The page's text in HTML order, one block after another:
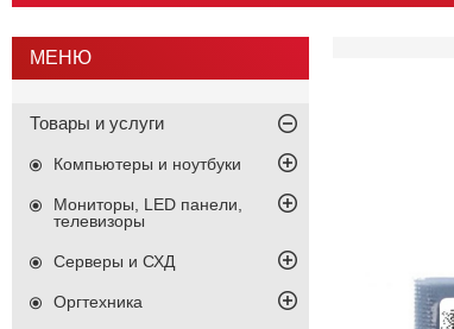
Товары и услуги
Компьютеры и ноутбуки
Мониторы, LED панели,
телевизоры
Серверы и СХД
Оргтехника